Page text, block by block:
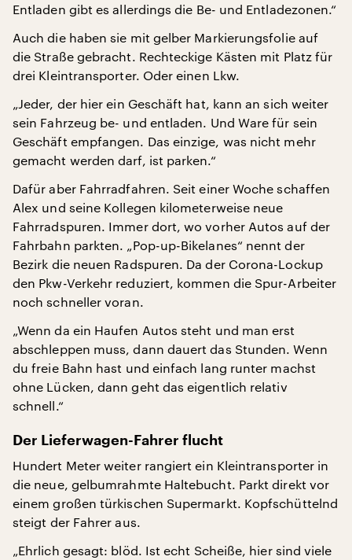
Entladen gibt es allerdings die Be- und Entladezonen.“
Auch die haben sie mit gelber Markierungsfolie auf
die Straße gebracht. Rechteckige Kästen mit Platz für
drei Kleintransporter. Oder einen Lkw.
„Jeder, der hier ein Geschäft hat, kann an sich weiter
sein Fahrzeug be- und entladen. Und Ware für sein
Geschäft empfangen. Das einzige, was nicht mehr
gemacht werden darf, ist parken.“
Dafür aber Fahrradfahren. Seit einer Woche schaffen
Alex und seine Kollegen kilometerweise neue
Fahrradspuren. Immer dort, wo vorher Autos auf der
Fahrbahn parkten. „Pop-up-Bikelanes“ nennt der
Bezirk die neuen Radspuren. Da der Corona-Lockup
den Pkw-Verkehr reduziert, kommen die Spur-Arbeiter
noch schneller voran.
„Wenn da ein Haufen Autos steht und man erst
abschleppen muss, dann dauert das Stunden. Wenn
du freie Bahn hast und einfach lang runter machst
ohne Lücken, dann geht das eigentlich relativ
schnell.“
Der Lieferwagen-Fahrer flucht
Hundert Meter weiter rangiert ein Kleintransporter in
die neue, gelbumrahmte Haltebucht. Parkt direkt vor
einem großen türkischen Supermarkt. Kopfschüttelnd
steigt der Fahrer aus.
„Ehrlich gesagt: blöd. Ist echt Scheiße, hier sind viele